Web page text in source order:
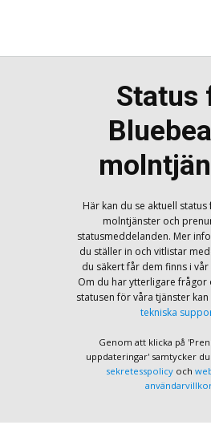
Status
Här kan du se aktuell
molntjänster och
statusmeddelanden. Mer
du ställer in och vitlistar
du säkert får dem finns i vår
Om du har ytterligare frågor
statusen för våra tjänster kan
tekniska
Genom att klicka på
uppdateringar' samtycker
sekretesspolicyoch